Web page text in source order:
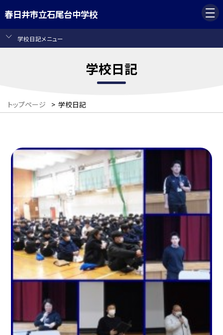
春日井市立石尾台中学校
学校日記メニュー
学校日記
トップページ > 学校日記